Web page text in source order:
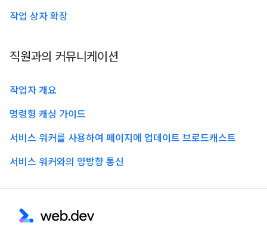
작업 상자 확장
직원과의 커뮤니케이션
작업자 개요
명령형 캐싱 가이드
서비스 워커를 사용하여 페이지에 업데이트 브로드캐스트
서비스 워커와의 양방향 통신